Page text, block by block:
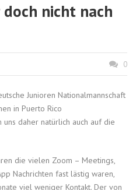
nicht nach
0
Junioren Nationalmannschaft
in Puerto Rico
daher natürlich auch auf die
die vielen Zoom – Meetings,
Nachrichten fast lästig waren,
viel weniger Kontakt. Der von